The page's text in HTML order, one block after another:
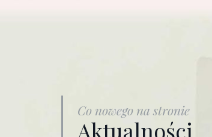
Co nowego na stronie
Aktualności